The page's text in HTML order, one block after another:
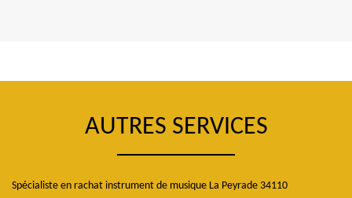
AUTRES SERVICES
Spécialiste en rachat instrument de musique La Peyrade 34110